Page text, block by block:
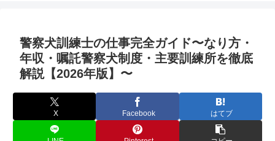
警察犬訓練士の仕事完全ガイド〜なり方・
年収・嘱託警察犬制度・主要訓練所を徹底
解説【2026年版】〜
X Facebook はてブ